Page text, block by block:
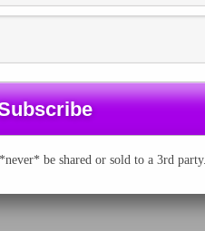
goed te kunnen analyseren en
wijzen er verder op dat de
publiceren voor
inzake verantwoord
niet meer dan een
conceptraamwerk
Eumedion en de
de richtlijntekst door de
be shared or sold to a 3rd party.